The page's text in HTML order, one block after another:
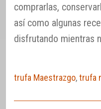
comprarlas,
así como algunas
disfrutando mientras
trufa Maestrazgo,trufa